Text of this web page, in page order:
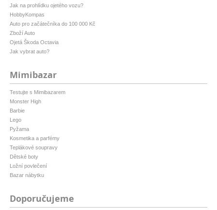
Jak na prohlídku ojetého vozu?
HobbyKompas
Auto pro začátečníka do 100 000 Kč
Zboží Auto
Ojetá Škoda Octavia
Jak vybrat auto?
Mimibazar
Testujte s Mimibazarem
Monster High
Barbie
Lego
Pyžama
Kosmetika a parfémy
Teplákové soupravy
Dětské boty
Ložní povlečení
Bazar nábytku
Doporučujeme